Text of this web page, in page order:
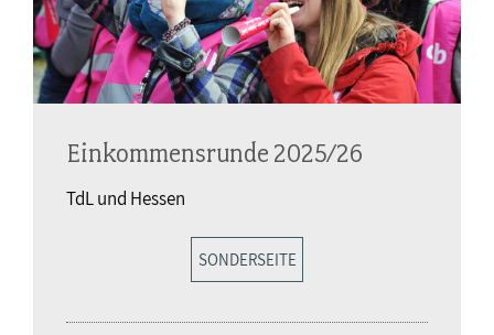
Einkommensrunde 2025/26
TdL und Hessen
SONDERSEITE